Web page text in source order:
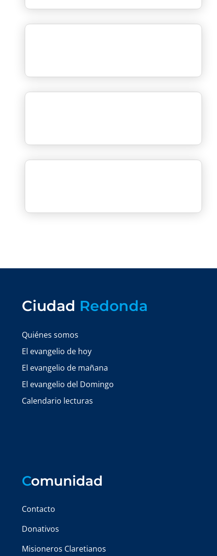
Ciudad Redonda
Quiénes somos
El evangelio de hoy
El evangelio de mañana
El evangelio del Domingo
Calendario lecturas
Comunidad
Contacto
Donativos
Misioneros Claretianos